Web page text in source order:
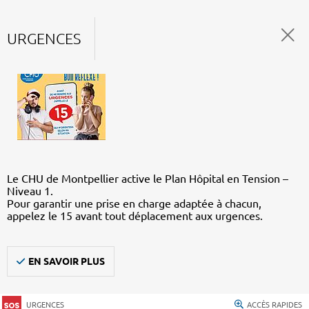
URGENCES
Le CHU de Montpellier active le Plan Hôpital en Tension –
Niveau 1.
Pour garantir une prise en charge adaptée à chacun,
appelez le 15 avant tout déplacement aux urgences.
EN SAVOIR PLUS
URGENCES ACCÈS RAPIDES